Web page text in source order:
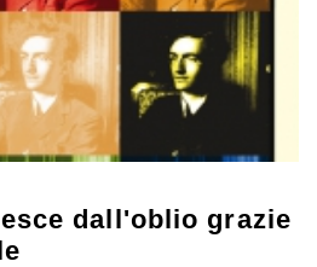
dall'oblio grazie